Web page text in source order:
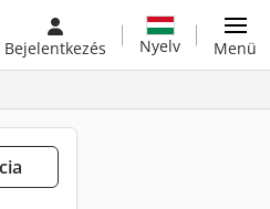
Bejelentkezés Nyelv Menü